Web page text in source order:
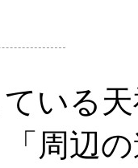
いる
周辺